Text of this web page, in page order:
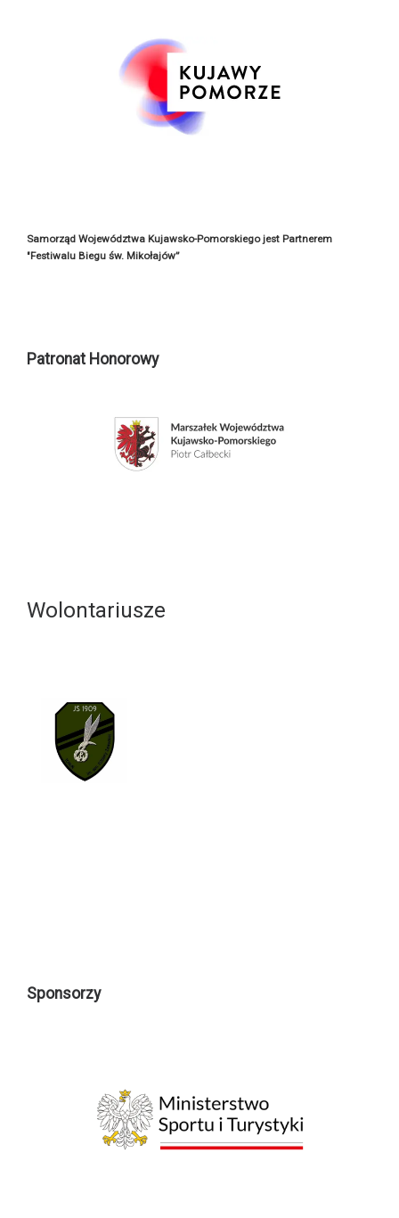
Samorząd Województwa Kujawsko-Pomorskiego jest Partnerem
"Festiwalu Biegu św. Mikołajów”
Patronat Honorowy
Wolontariusze
Sponsorzy